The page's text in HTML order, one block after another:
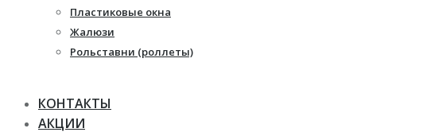
Пластиковые окна
Жалюзи
Рольставни (роллеты)
КОНТАКТЫ
АКЦИИ